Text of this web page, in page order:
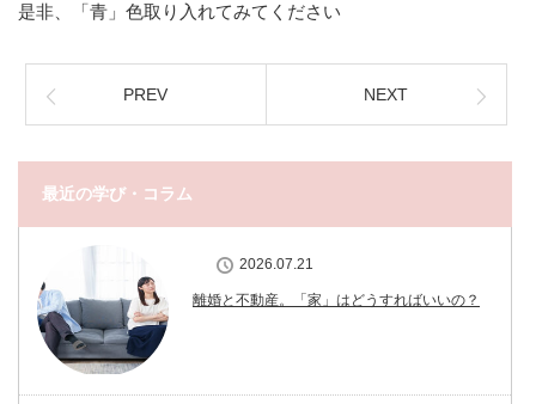
是非、「青」色取り入れてみてください
PREV NEXT
最近の学び・コラム
2026.07.21
離婚と不動産。「家」はどうすればいいの？